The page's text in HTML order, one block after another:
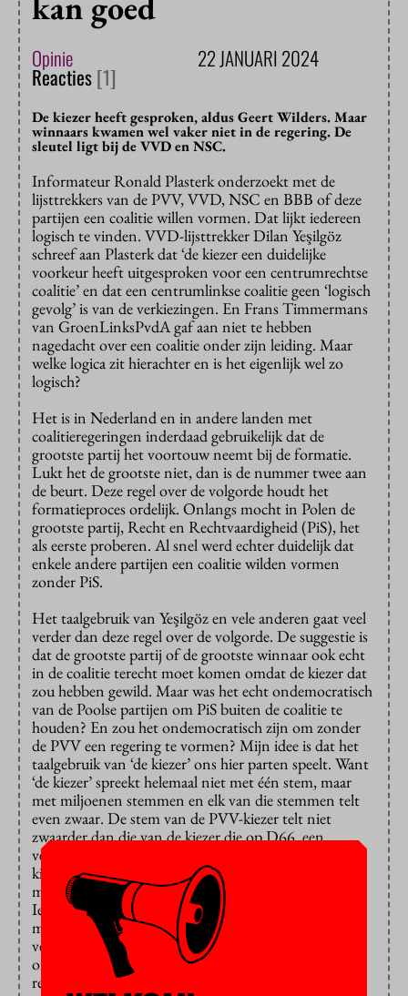
Opinie 22 JANUARI 2024
Reacties[1]
De kiezer heeft gesproken, aldus Geert Wilders. Maar
winnaars kwamen wel vaker niet in de regering. De
sleutel ligt bij de VVD en NSC.
Informateur Ronald Plasterk onderzoekt met de
lijsttrekkers van de PVV, VVD, NSC en BBB of deze
partijen een coalitie willen vormen. Dat lijkt iedereen
logisch te vinden. VVD-lijsttrekker Dilan Yeşilgöz
schreef aan Plasterk dat ‘de kiezer een duidelijke
voorkeur heeft uitgesproken voor een centrumrechtse
coalitie’ en dat een centrumlinkse coalitie geen ‘logisch
gevolg’ is van de verkiezingen. En Frans Timmermans
van GroenLinksPvdA gaf aan niet te hebben
nagedacht over een coalitie onder zijn leiding. Maar
welke logica zit hierachter en is het eigenlijk wel zo
logisch?
Het is in Nederland en in andere landen met
coalitieregeringen inderdaad gebruikelijk dat de
grootste partij het voortouw neemt bij de formatie.
Lukt het de grootste niet, dan is de nummer twee aan
de beurt. Deze regel over de volgorde houdt het
formatieproces ordelijk. Onlangs mocht in Polen de
grootste partij, Recht en Rechtvaardigheid (PiS), het
als eerste proberen. Al snel werd echter duidelijk dat
enkele andere partijen een coalitie wilden vormen
zonder PiS.
Het taalgebruik van Yeşilgöz en vele anderen gaat veel
verder dan deze regel over de volgorde. De suggestie is
dat de grootste partij of de grootste winnaar ook echt
in de coalitie terecht moet komen omdat de kiezer dat
zou hebben gewild. Maar was het echt ondemocratisch
van de Poolse partijen om PiS buiten de coalitie te
houden? En zou het ondemocratisch zijn om zonder
de PVV een regering te vormen? Mijn idee is dat het
taalgebruik van ‘de kiezer’ ons hier parten speelt. Want
‘de kiezer’ spreekt helemaal niet met één stem, maar
met miljoenen stemmen en elk van die stemmen telt
even zwaar. De stem van de PVV-kiezer telt niet
zwaarder dan die van de kiezer die op D66, een
verliezende partij, heeft gestemd. Ja, er hebben veel
kiezers op de PVV gestemd. Maar er hebben nog
miljoenen kiezers meer op andere partijen gestemd.
Iedere meerderheidscoalitie is te herleiden tot een
meerderheid van stemmen en doet dus recht aan de
verkiezingsuitslag. Zo bezien is het niet
ondemocratisch om de grootste partij buiten de
regering te laten.